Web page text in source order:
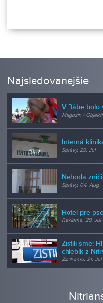
Najsledovanejšie
V Bábe bolo
Magazín /
Interná
Správy, 29. Jul
Nehoda
Správy, 04. Aug
Hotel pre
Reklama, 29. Jul
Zistili sme:
chlebík z
Zistili sme, 31. Jul